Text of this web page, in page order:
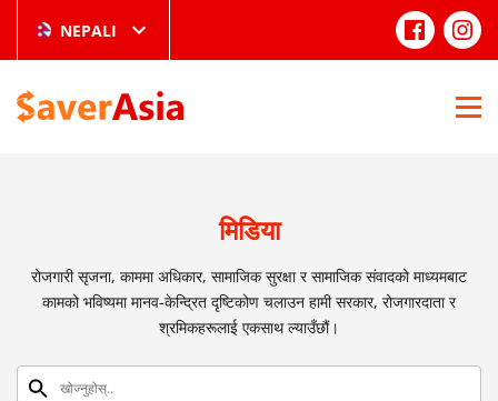
NEPALI
मिडिया
रोजगारी सृजना, काममा अधिकार, सामाजिक सुरक्षा र सामाजिक संवादको माध्यमबाट
कामको भविष्यमा मानव-केन्द्रित दृष्टिकोण चलाउन हामी सरकार, रोजगारदाता र
श्रमिकहरूलाई एकसाथ ल्याउँछौं।